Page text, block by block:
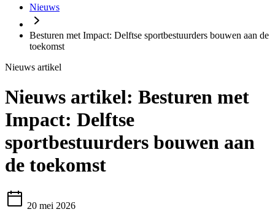
Nieuws
Besturen met Impact: Delftse sportbestuurders bouwen aan de
toekomst
Nieuws artikel
Nieuws artikel: Besturen met
Impact: Delftse
sportbestuurders bouwen aan
de toekomst
20 mei 2026